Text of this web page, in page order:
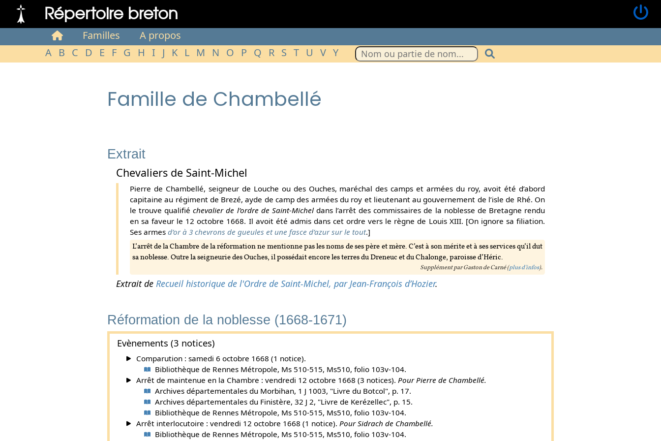
Répertoire breton
Familles
A propos
A B C D E F G H I J K L M N O P Q R S T U V Y
Famille de Chambellé
Extrait
Chevaliers de Saint-Michel
Pierre de Chambellé, seigneur de Louche ou des Ouches, maréchal des camps et armées du roy, avoit été d’abord
capitaine au régiment de Brezé, ayde de camp des armées du roy et lieutenant au gouvernement de l’isle de Rhé. On
le trouve qualifiéchevalier de l’ordre de Saint-Micheldans l’arrêt des commissaires de la noblesse de Bretagne rendu
en sa faveur le 12 octobre 1668. Il avoit été admis dans cet ordre vers le règne de Louis XIII. [On ignore sa filiation.
Ses armes d’or à 3 chevrons de gueules et une fasce d’azur sur le tout.]
L’arrêt de la Chambre de la réformation ne mentionne pas les noms de ses père et mère. C’est à son mérite et à ses services qu’il dut
sa noblesse. Outre la seigneurie des Ouches, il possédait encore les terres du Dreneuc et du Chalonge, paroisse d’Héric.
Supplément par Gaston de Carné (plus d'infos).
Extrait de Recueil historique de l'Ordre de Saint-Michel, par Jean-François d’Hozier.
Réformation de la noblesse (1668-1671)
Evènements (3 notices)
Comparution : samedi 6 octobre 1668 (1 notice).
Bibliothèque de Rennes Métropole, Ms 510-515, Ms510, folio 103v-104.
Arrêt de maintenue en la Chambre : vendredi 12 octobre 1668 (3 notices). Pour Pierre de Chambellé.
Archives départementales du Morbihan, 1 J 1003, "Livre du Botcol", p. 17.
Archives départementales du Finistère, 32 J 2, "Livre de Kerézellec", p. 15.
Bibliothèque de Rennes Métropole, Ms 510-515, Ms510, folio 103v-104.
Arrêt interlocutoire : vendredi 12 octobre 1668 (1 notice). Pour Sidrach de Chambellé.
Bibliothèque de Rennes Métropole, Ms 510-515, Ms510, folio 103v-104.